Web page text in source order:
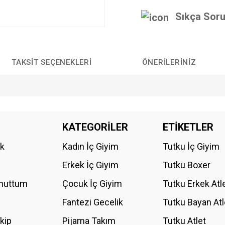
Sıkça
TAKSIT SEÇENEKLERI ÖNERILERINIZ
Bu ürüne ilk yorumu siz yapın!
KATEGORİLER
Kadın İç Giyim
Erkek İç Giyim
Çocuk İç Giyim
Fantezi Gecelik
Pijama Takım
ETİKETLER
Tutku İç Giyim
Tutku Boxer
Tutku Erkek
Tutku Bayan
Tutku Atlet